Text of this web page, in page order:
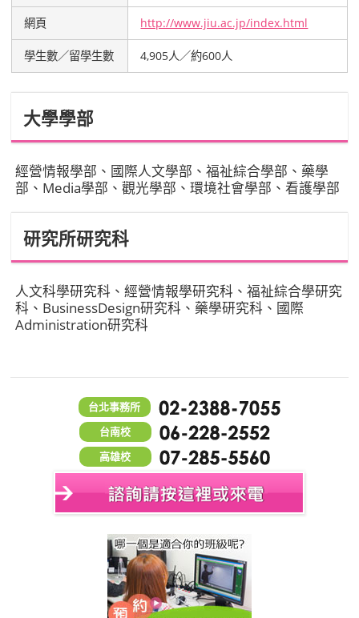
網頁 http://www.jiu.ac.jp/index.html
學生數／留學生數 4,905人／約600人
大學學部
經營情報學部、國際人文學部、福祉綜合學部、藥學
部、Media學部、觀光學部、環境社會學部、看護學部
研究所研究科
人文科學研究科、經營情報學研究科、福祉綜合學研究
科、BusinessDesign研究科、藥學研究科、國際
Administration研究科
台北事務所
台南校
高雄校